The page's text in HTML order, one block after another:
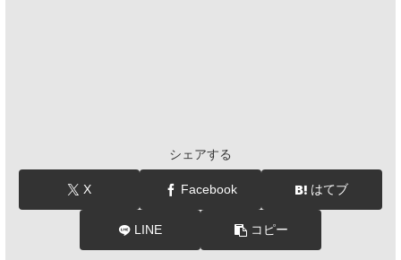
シェアする
X Facebook はてブ
LINE コピー